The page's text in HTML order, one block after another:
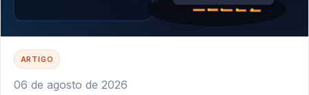
ARTIGO
06 de agosto de 2026